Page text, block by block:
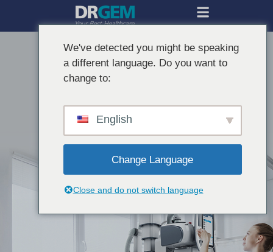
We've detected you might be speaking
a different language. Do you want to
change to:
English
Change Language
Close and do not switch language